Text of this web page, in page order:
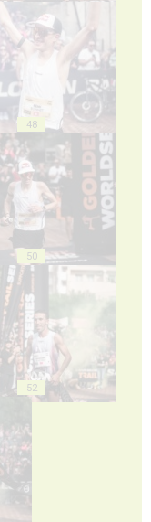
48
50
52